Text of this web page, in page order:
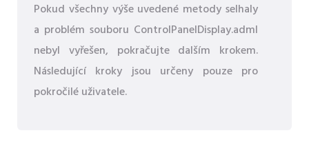
Pokud všechny výše uvedené metody selhaly
a problém souboru ControlPanelDisplay.adml
nebyl vyřešen, pokračujte dalším krokem.
Následující kroky jsou určeny pouze pro
pokročilé uživatele.